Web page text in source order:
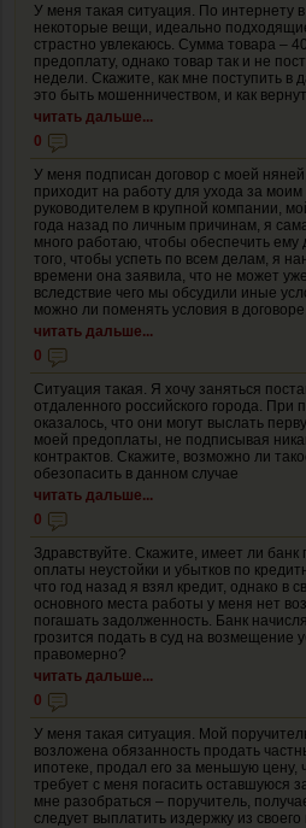
У меня такая ситуация. По интернету
некоторые вещи, идеально
страстно увлекаюсь. Сумма товара –
предоплату, однако товар так и не
недели. Скажите, как мне поступить в
это быть мошенничеством, и как
читать дальше...
0
У меня подписан договор с моей
приходит на работу для ухода за
руководителем в крупной компании,
года назад по личным причинам, я
много работаю, чтобы обеспечить
того, чтобы успеть по всем делам, я
времени она заявила, что не может
вследствие чего мы обсудили иные
можно ли поменять условия в
читать дальше...
0
Ситуация такая. Я хочу заняться
отдаленного российского города. При
оказалось, что они могут выслать
моей предоплаты, не подписывая
контрактов. Скажите, возможно ли
обезопасить в данном случае
читать дальше...
0
Здравствуйте. Скажите, имеет ли банк
оплаты неустойки и убытков по
что год назад я взял кредит, однако в
основного места работы у меня нет
погашать задолженность. Банк
грозится подать в суд на возмещение
правомерно?
читать дальше...
0
У меня такая ситуация. Мой
возложена обязанность продать
ипотеке, продал его за меньшую цену,
требует с меня погасить оставшуюся
мне разобраться – поручитель,
следует выплатить издержку из